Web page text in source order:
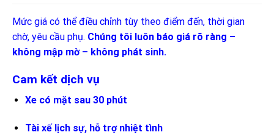
Mức giá có thể điều chỉnh tùy theo điểm đến, thời gian
chờ, yêu cầu phụ. Chúng tôi luôn báo giá rõ ràng –
không mập mờ – không phát sinh.
Cam kết dịch vụ
Xe có mặt sau 30 phút
Tài xế lịch sự, hỗ trợ nhiệt tình